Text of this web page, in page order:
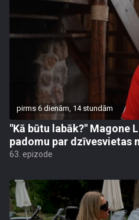
pirms 6 dienām, 14 stundām
"Kā būtu labāk?" Magone
padomu par dzīvesvietas
63. epizode